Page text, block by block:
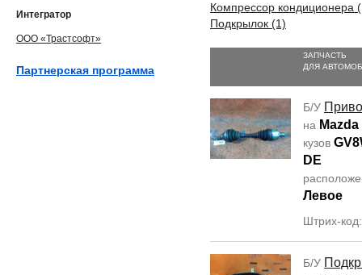
Компрессор кондиционера
Подкрылок (1)
ЗАПЧАСТЬ
ДЛЯ
Б/У
на
кузов
DE
Левое
Штрих-
Б/У
Интегратор
ООО «Трастсофт»
Партнерская программа